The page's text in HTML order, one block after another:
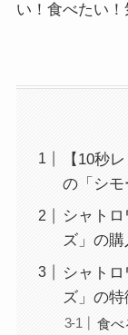
い！食べたい
【10秒
の「シモ
シャト
ズ」の購
シャト
ズ」の特
食べ